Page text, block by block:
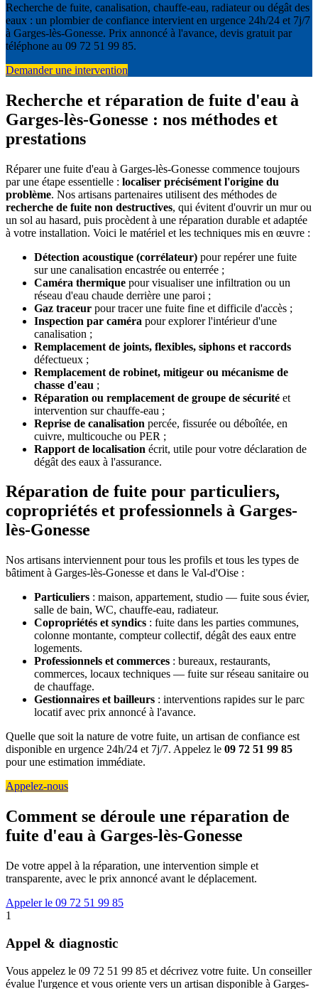
Recherche de fuite, canalisation, chauffe-eau, radiateur ou dégât des
eaux : un plombier de confiance intervient en urgence 24h/24 et 7j/7
à Garges-lès-Gonesse. Prix annoncé à l'avance, devis gratuit par
téléphone au 09 72 51 99 85.
Demander une intervention
Recherche et réparation de fuite d'eau à
Garges-lès-Gonesse : nos méthodes et
prestations
Réparer une fuite d'eau à Garges-lès-Gonesse commence toujours
par une étape essentielle : localiser précisément l'origine du
problème. Nos artisans partenaires utilisent des méthodes de
recherche de fuite non destructives, qui évitent d'ouvrir un mur ou
un sol au hasard, puis procèdent à une réparation durable et adaptée
à votre installation. Voici le matériel et les techniques mis en œuvre :
Détection acoustique (corrélateur) pour repérer une fuite
sur une canalisation encastrée ou enterrée ;
Caméra thermique pour visualiser une infiltration ou un
réseau d'eau chaude derrière une paroi ;
Gaz traceur pour tracer une fuite fine et difficile d'accès ;
Inspection par caméra pour explorer l'intérieur d'une
canalisation ;
Remplacement de joints, flexibles, siphons et raccords
défectueux ;
Remplacement de robinet, mitigeur ou mécanisme de
chasse d'eau ;
Réparation ou remplacement de groupe de sécurité et
intervention sur chauffe-eau ;
Reprise de canalisation percée, fissurée ou déboîtée, en
cuivre, multicouche ou PER ;
Rapport de localisation écrit, utile pour votre déclaration de
dégât des eaux à l'assurance.
Réparation de fuite pour particuliers,
copropriétés et professionnels à Garges-
lès-Gonesse
Nos artisans interviennent pour tous les profils et tous les types de
bâtiment à Garges-lès-Gonesse et dans le Val-d'Oise :
Particuliers : maison, appartement, studio — fuite sous évier,
salle de bain, WC, chauffe-eau, radiateur.
Copropriétés et syndics : fuite dans les parties communes,
colonne montante, compteur collectif, dégât des eaux entre
logements.
Professionnels et commerces : bureaux, restaurants,
commerces, locaux techniques — fuite sur réseau sanitaire ou
de chauffage.
Gestionnaires et bailleurs : interventions rapides sur le parc
locatif avec prix annoncé à l'avance.
Quelle que soit la nature de votre fuite, un artisan de confiance est
disponible en urgence 24h/24 et 7j/7. Appelez le 09 72 51 99 85
pour une estimation immédiate.
Appelez-nous
Comment se déroule une réparation de
fuite d'eau à Garges-lès-Gonesse
De votre appel à la réparation, une intervention simple et
transparente, avec le prix annoncé avant le déplacement.
Appeler le 09 72 51 99 85
1
Appel & diagnostic
Vous appelez le 09 72 51 99 85 et décrivez votre fuite. Un conseiller
évalue l'urgence et vous oriente vers un artisan disponible à Garges-